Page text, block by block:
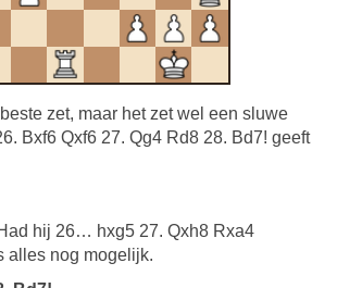
zet, maar het zet wel een sluwe
Bxf6 Qxf6 27. Qg4 Rd8 28. Bd7! geeft
hij 26… hxg5 27. Qxh8 Rxa4
alles nog mogelijk.